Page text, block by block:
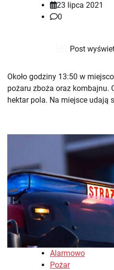
23 lipca 2021
0
Post
Około godziny 13:50 w
pożaru zboża oraz kombajnu.
hektar pola. Na miejsce udają
Alarmowo
Pożar